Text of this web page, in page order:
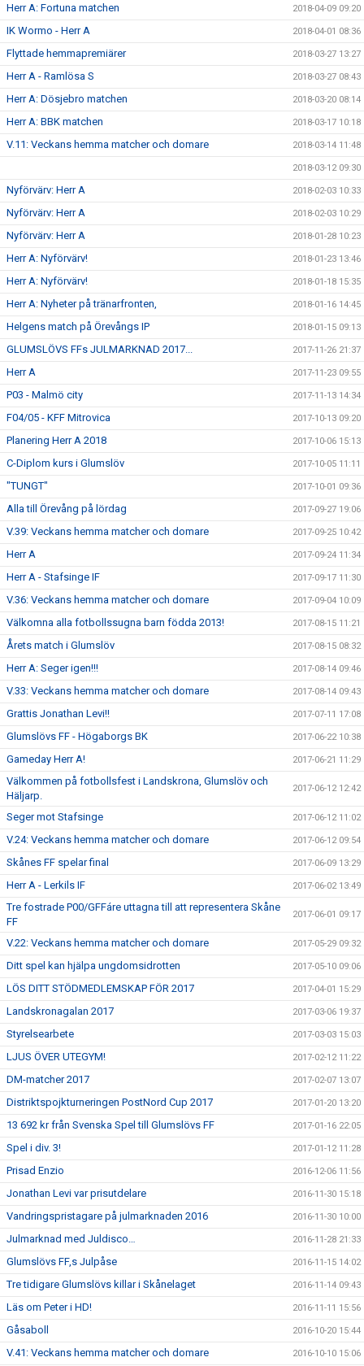
Herr A: Fortuna matchen 2018-04-09 09:20
IK Wormo - Herr A 2018-04-01 08:36
Flyttade hemmapremiärer 2018-03-27 13:27
Herr A - Ramlösa S 2018-03-27 08:43
Herr A: Dösjebro matchen 2018-03-20 08:14
Herr A: BBK matchen 2018-03-17 10:18
V.11: Veckans hemma matcher och domare 2018-03-14 11:48
2018-03-12 09:30
Nyförvärv: Herr A 2018-02-03 10:33
Nyförvärv: Herr A 2018-02-03 10:29
Nyförvärv: Herr A 2018-01-28 10:23
Herr A: Nyförvärv! 2018-01-23 13:46
Herr A: Nyförvärv! 2018-01-18 15:35
Herr A: Nyheter på tränarfronten, 2018-01-16 14:45
Helgens match på Örevångs IP 2018-01-15 09:13
GLUMSLÖVS FFs JULMARKNAD 2017... 2017-11-26 21:37
Herr A 2017-11-23 09:55
P03 - Malmö city 2017-11-13 14:34
F04/05 - KFF Mitrovica 2017-10-13 09:20
Planering Herr A 2018 2017-10-06 15:13
C-Diplom kurs i Glumslöv 2017-10-05 11:11
"TUNGT" 2017-10-01 09:36
Alla till Örevång på lördag 2017-09-27 19:06
V.39: Veckans hemma matcher och domare 2017-09-25 10:42
Herr A 2017-09-24 11:34
Herr A - Stafsinge IF 2017-09-17 11:30
V.36: Veckans hemma matcher och domare 2017-09-04 10:09
Välkomna alla fotbollssugna barn födda 2013! 2017-08-15 11:21
Årets match i Glumslöv 2017-08-15 08:32
Herr A: Seger igen!!! 2017-08-14 09:46
V.33: Veckans hemma matcher och domare 2017-08-14 09:43
Grattis Jonathan Levi!! 2017-07-11 17:08
Glumslövs FF - Högaborgs BK 2017-06-22 10:38
Gameday Herr A! 2017-06-21 11:29
Välkommen på fotbollsfest i Landskrona, Glumslöv och
Häljarp.
2017-06-12 12:42
Seger mot Stafsinge 2017-06-12 11:02
V.24: Veckans hemma matcher och domare 2017-06-12 09:54
Skånes FF spelar final 2017-06-09 13:29
Herr A - Lerkils IF 2017-06-02 13:49
Tre fostrade P00/GFFáre uttagna till att representera Skåne
FF
2017-06-01 09:17
V.22: Veckans hemma matcher och domare 2017-05-29 09:32
Ditt spel kan hjälpa ungdomsidrotten 2017-05-10 09:06
LÖS DITT STÖDMEDLEMSKAP FÖR 2017 2017-04-01 15:29
Landskronagalan 2017 2017-03-06 19:37
Styrelsearbete 2017-03-03 15:03
LJUS ÖVER UTEGYM! 2017-02-12 11:22
DM-matcher 2017 2017-02-07 13:07
Distriktspojkturneringen PostNord Cup 2017 2017-01-20 13:20
13 692 kr från Svenska Spel till Glumslövs FF 2017-01-16 22:05
Spel i div. 3! 2017-01-12 11:28
Prisad Enzio 2016-12-06 11:56
Jonathan Levi var prisutdelare 2016-11-30 15:18
Vandringspristagare på julmarknaden 2016 2016-11-30 10:00
Julmarknad med Juldisco… 2016-11-28 21:33
Glumslövs FF,s Julpåse 2016-11-15 14:02
Tre tidigare Glumslövs killar i Skånelaget 2016-11-14 09:43
Läs om Peter i HD! 2016-11-11 15:56
Gåsaboll 2016-10-20 15:44
V.41: Veckans hemma matcher och domare 2016-10-10 15:06